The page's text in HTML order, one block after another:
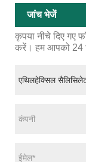
जांच भेजें
कृपया नीचे दिए गए
करें। हम आपको 24